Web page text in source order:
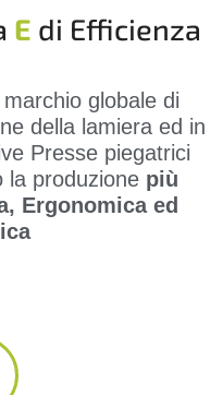
E di Efficienza
globale di
della lamiera ed in
Presse piegatrici
la produzione più
Ergonomica ed